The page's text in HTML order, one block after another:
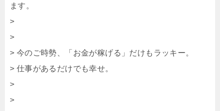
ます。
>
>
> 今のご時勢、「お金が稼げる」だけもラッキー。
> 仕事があるだけでも幸せ。
>
>